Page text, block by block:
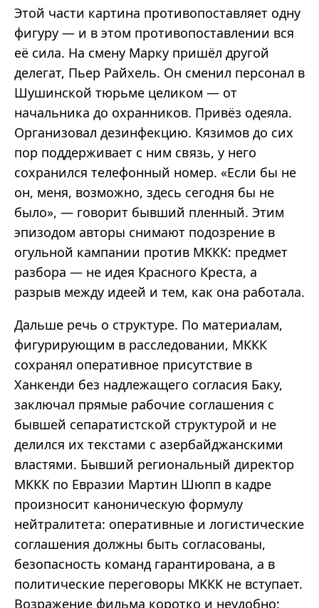
Этой части картина противопоставляет одну
фигуру — и в этом противопоставлении вся
её сила. На смену Марку пришёл другой
делегат, Пьер Райхель. Он сменил персонал в
Шушинской тюрьме целиком — от
начальника до охранников. Привёз одеяла.
Организовал дезинфекцию. Кязимов до сих
пор поддерживает с ним связь, у него
сохранился телефонный номер. «Если бы не
он, меня, возможно, здесь сегодня бы не
было», — говорит бывший пленный. Этим
эпизодом авторы снимают подозрение в
огульной кампании против МККК: предмет
разбора — не идея Красного Креста, а
разрыв между идеей и тем, как она работала.
Дальше речь о структуре. По материалам,
фигурирующим в расследовании, МККК
сохранял оперативное присутствие в
Ханкенди без надлежащего согласия Баку,
заключал прямые рабочие соглашения с
бывшей сепаратистской структурой и не
делился их текстами с азербайджанскими
властями. Бывший региональный директор
МККК по Евразии Мартин Шюпп в кадре
произносит каноническую формулу
нейтралитета: оперативные и логистические
соглашения должны быть согласованы,
безопасность команд гарантирована, а в
политические переговоры МККК не вступает.
Возражение фильма коротко и неудобно: